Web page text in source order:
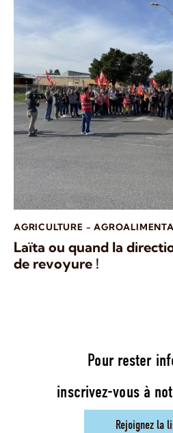
AGRICULTURE -
Laïta ou quand la
de revoyure !
Pour rester
inscrivez-vous à
Rejoignez la